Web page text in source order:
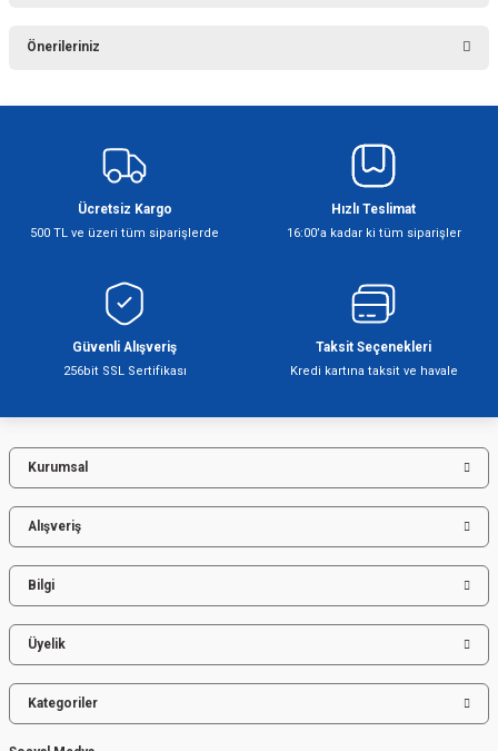
Önerileriniz
Görüş ve önerileriniz için teşekkür ederiz.
Ürün resmi kalitesiz, bozuk veya görüntülenemiyor.
Ürün bilgilerinde hatalar bulunuyor.
Ürün fiyatı diğer sitelerden daha pahalı.
Bu ürüne benzer farklı alternatifler olmalı.
Gönder
Ücretsiz Kargo
500 TL ve üzeri tüm siparişlerde
Hızlı Teslimat
16:00’a kadar ki tüm siparişler
Güvenli Alışveriş
256bit SSL Sertifikası
Taksit Seçenekleri
Kredi kartına taksit ve havale
Kurumsal
Alışveriş
Bilgi
Üyelik
Kategoriler